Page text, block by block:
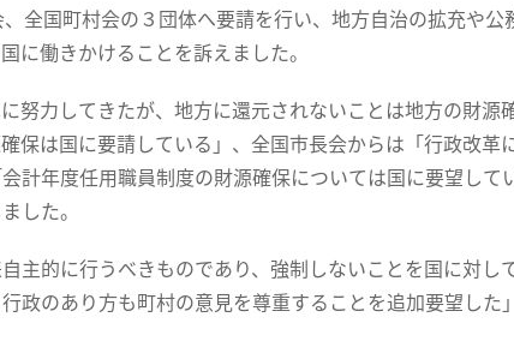
全国町村会の３団体へ要請を行い、地方自治の拡充や公
に働きかけることを訴えました。
努力してきたが、地方に還元されないことは地方の財源
保は国に要請している」、全国市長会からは「行政改革
計年度任用職員制度の財源確保については国に要望して
した。
主的に行うべきものであり、強制しないことを国に対し
政のあり方も町村の意見を尊重することを追加要望した